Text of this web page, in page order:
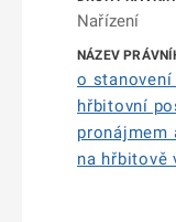
Nařízení
o stanovení
hřbitovní
pronájmem
na hřbitově